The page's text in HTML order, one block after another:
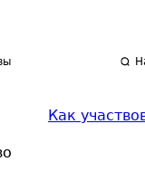
Как